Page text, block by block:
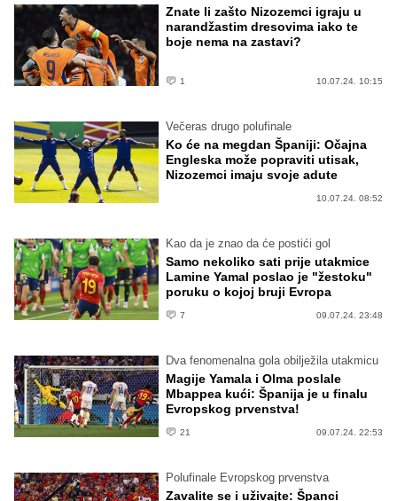
Znate li zašto Nizozemci igraju u
narandžastim dresovima iako te
boje nema na zastavi?
1 10.07.24. 10:15
Večeras drugo polufinale
Ko će na megdan Španiji: Očajna
Engleska može popraviti utisak,
Nizozemci imaju svoje adute
10.07.24. 08:52
Kao da je znao da će postići gol
Samo nekoliko sati prije utakmice
Lamine Yamal poslao je "žestoku"
poruku o kojoj bruji Evropa
7 09.07.24. 23:48
Dva fenomenalna gola obilježila utakmicu
Magije Yamala i Olma poslale
Mbappea kući: Španija je u finalu
Evropskog prvenstva!
21 09.07.24. 22:53
Polufinale Evropskog prvenstva
Zavalite se i uživajte: Španci